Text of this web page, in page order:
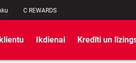
C REWARDS
Ikdienai Kredīti un